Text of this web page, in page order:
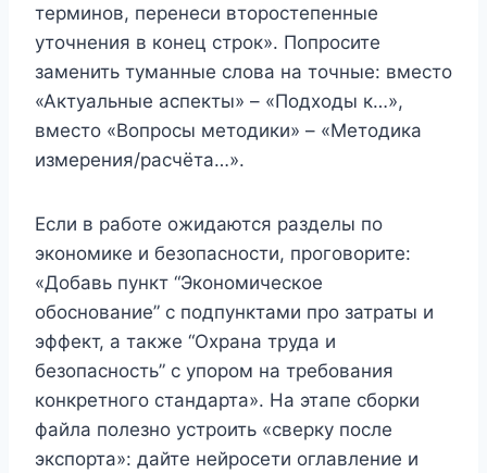
терминов, перенеси второстепенные
уточнения в конец строк». Попросите
заменить туманные слова на точные: вместо
«Актуальные аспекты» – «Подходы к…»,
вместо «Вопросы методики» – «Методика
измерения/расчёта…».
Если в работе ожидаются разделы по
экономике и безопасности, проговорите:
«Добавь пункт “Экономическое
обоснование” с подпунктами про затраты и
эффект, а также “Охрана труда и
безопасность” с упором на требования
конкретного стандарта». На этапе сборки
файла полезно устроить «сверку после
экспорта»: дайте нейросети оглавление и